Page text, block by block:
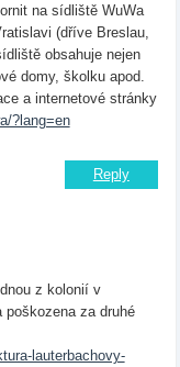
na sídliště WuWa
(dříve Breslau,
obsahuje nejen
domy, školku apod.
a internetové stránky
?lang=en
Reply
z kolonií v
za druhé
lauterbachovy-